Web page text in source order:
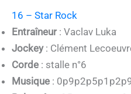
16 – Star Rock
Entraîneur: Vaclav Luka
Jockey: Clément
Corde : stalle n°6
Musique :